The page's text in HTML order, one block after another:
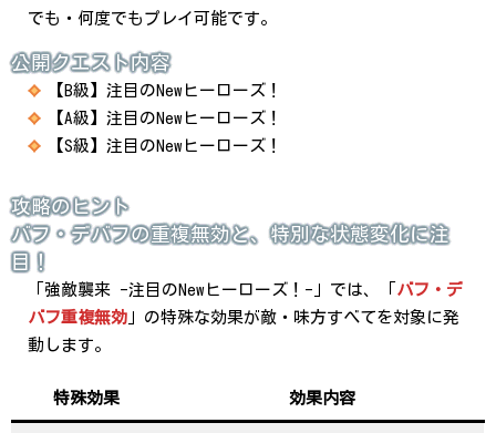
でも・何度でもプレイ可能です。
公開クエスト内容
【B級】注目のNewヒーローズ！
【A級】注目のNewヒーローズ！
【S級】注目のNewヒーローズ！
攻略のヒント
バフ・デバフの重複無効と、特別な状態変化に注
目！
「強敵襲来 -注目のNewヒーローズ！-」では、「 バフ・デ
バフ重複無効 」の特殊な効果が敵・味方すべてを対象に発
動します。
特殊効果 効果内容